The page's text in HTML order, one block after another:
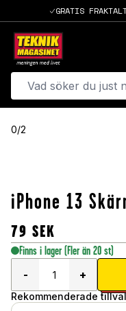
GRATIS
0/2
iPhone 13
79 SEK
Finns i lager (Fler än 20 st)
-
+
Rekommenderade